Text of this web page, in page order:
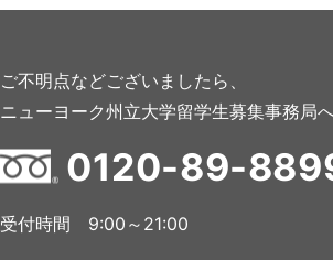
ご不明点などございましたら、
ニューヨーク州立大学留学生募集事務局
0120-89-
受付時間 9:00～21:00